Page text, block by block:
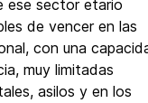
ese sector etario
de vencer en las
con una
muy limitadas
asilos y en los